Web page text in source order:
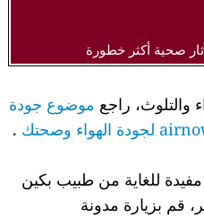
صحية أكثر خطورة
والتلوث، راجع موضوع جودة
.
للغاية من طبيب بكين
قم بزيارة مدونة